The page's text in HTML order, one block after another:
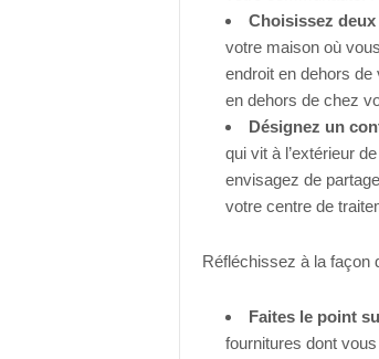
Choisissez
votre maison où
endroit en dehors
en dehors de chez
Désignez un
qui vit à l’extérieur
envisagez de
votre centre de
Réfléchissez à la façon
Faites le point
fournitures dont